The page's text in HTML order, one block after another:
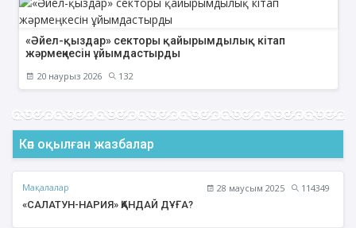
«Әйел-қыздар» секторы қайырымдылық кітап
жәрмеңкесін ұйымдастырды
20 наурыз 2026 132
Көп оқылған жазбалар
Мақалалар 28 маусым 2025
114349
«САЛАТУН-НАРИЯ» ҚАНДАЙ ДҰҒА?